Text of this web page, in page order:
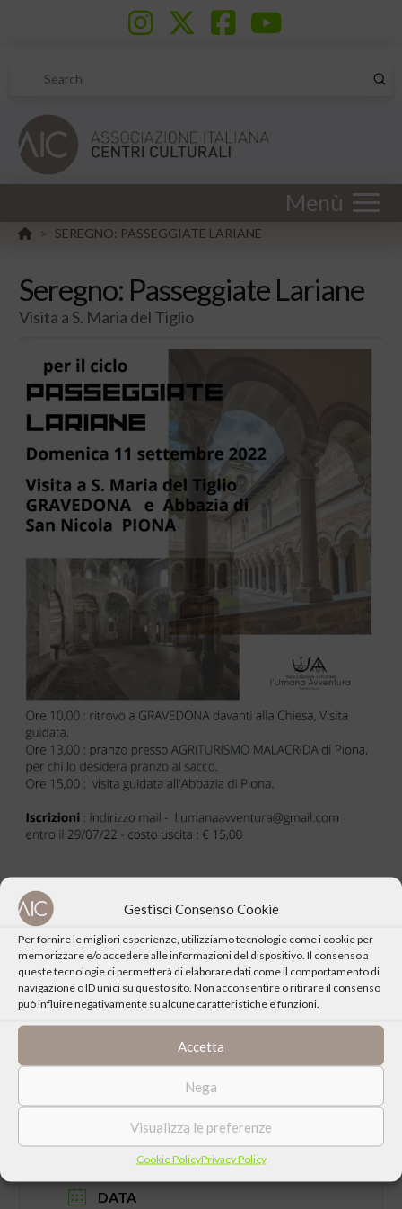
Gestisci Consenso Cookie
Per fornire le migliori esperienze, utilizziamo tecnologie come i cookie per
memorizzare e/o accedere alle informazioni del dispositivo. Il consenso a
queste tecnologie ci permetterà di elaborare dati come il comportamento di
navigazione o ID unici su questo sito. Non acconsentire o ritirare il consenso
può influire negativamente su alcune caratteristiche e funzioni.
Accetta
Nega
Visualizza le preferenze
Cookie PolicyPrivacy Policy
Search
Menù
HOME
> SEREGNO: PASSEGGIATE LARIANE
Seregno: Passeggiate Lariane
Visita a S. Maria del Tiglio
CONDIVIDI QUESTO EVENTO
DATA